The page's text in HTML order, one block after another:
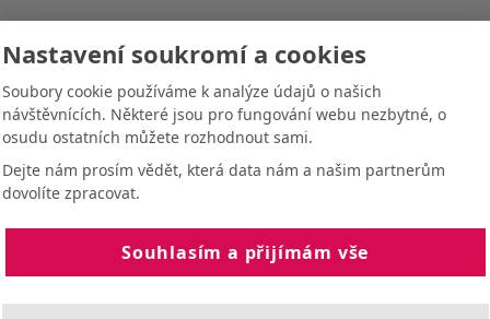
IMG_20250128_114642
28. 1. 2025-Marie Jankovská
Nastavení soukromí a cookies
Soubory cookie používáme k analýze údajů o našich
návštěvnících. Některé jsou pro fungování webu nezbytné, o
osudu ostatních můžete rozhodnout sami.
Dejte nám prosím vědět, která data nám a našim partnerům
dovolíte zpracovat.
Souhlasím a přijímám vše